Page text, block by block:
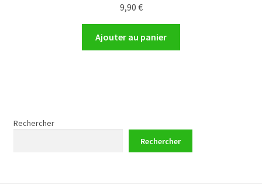
9,90 €
Ajouter au panier
Rechercher
Rechercher